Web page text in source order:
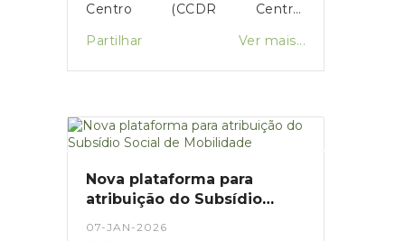
Centro (CCDR Centro)
prejuízos resultantes das
afetaram vários concelhos da
Região Centro.O portal destina-
agricultores e municípios,
permitindo a sinalização de
danos em habitações, atividades
Partilhar Ver mais...
Nova plataforma para
atribuição do Subsídio
07-JAN-2026